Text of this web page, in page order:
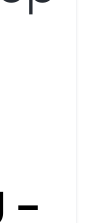
-